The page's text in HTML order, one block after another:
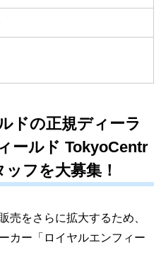
ドの正規ディーラ
ールド TokyoCentr
フを大募集！
売をさらに拡大するため、
カー「ロイヤルエンフィー